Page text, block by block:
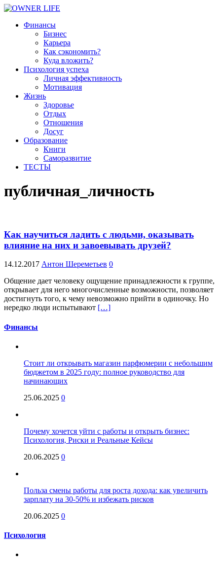
Финансы
Бизнес
Карьера
Как сэкономить?
Куда вложить?
Психология успеха
Личная эффективность
Мотивация
Жизнь
Здоровье
Отдых
Отношения
Досуг
Образование
Книги
Саморазвитие
ТЕСТЫ
публичная_личность
Как научиться ладить с людьми, оказывать
влияние на них и завоевывать друзей?
14.12.2017 Антон Шереметьев 0
Общение дает человеку ощущение принадлежности к группе,
открывает для него многочисленные возможности, позволяет
достигнуть того, к чему невозможно прийти в одиночку. Но
нередко люди испытывают […]
Финансы
Стоит ли открывать магазин парфюмерии с небольшим
бюджетом в 2025 году: полное руководство для
начинающих
25.06.2025 0
Почему хочется уйти с работы и открыть бизнес:
Психология, Риски и Реальные Кейсы
20.06.2025 0
Польза смены работы для роста дохода: как увеличить
зарплату на 30-50% и избежать рисков
20.06.2025 0
Психология